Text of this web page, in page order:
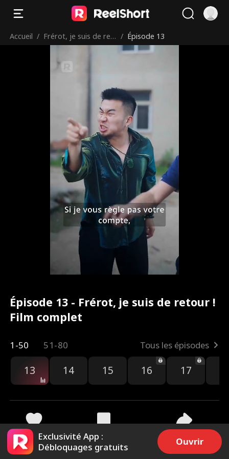
Accueil / Frérot, je suis de ret
/ Épisode 13
Épisode 13 - Frérot, je suis de retour !
Film complet
1-50 51-80 Tous les épisodes
13 14 15 16 17
2.9k 2.2k Partager
Exclusivité App :
Débloquages gratuits
Ouvrir